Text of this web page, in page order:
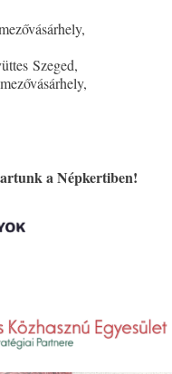
Szeged,
a Népkertiben!